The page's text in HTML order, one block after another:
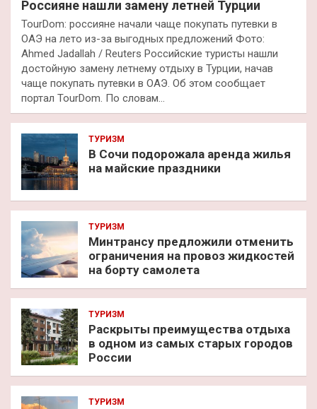
Россияне нашли замену летней Турции
TourDom: россияне начали чаще покупать путевки в
ОАЭ на лето из-за выгодных предложений Фото:
Ahmed Jadallah / Reuters Российские туристы нашли
достойную замену летнему отдыху в Турции, начав
чаще покупать путевки в ОАЭ. Об этом сообщает
портал TourDom. По словам…
ТУРИЗМ
В Сочи подорожала аренда жилья
на майские праздники
ТУРИЗМ
Минтрансу предложили отменить
ограничения на провоз жидкостей
на борту самолета
ТУРИЗМ
Раскрыты преимущества отдыха
в одном из самых старых городов
России
ТУРИЗМ